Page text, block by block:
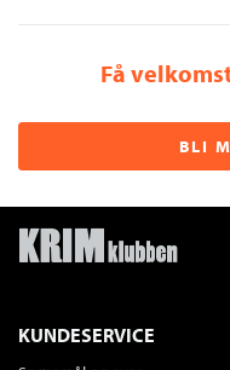
Få
BLI
KUNDESERVICE